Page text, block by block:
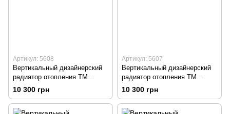
Артикул: 5608
Вертикальный дизайнерский
радиатор отопления TM
ARTTIDESIGN Bari 8/1800
белый матовый
10 300 грн
Артикул: 5607
Вертикальный дизайнерский
радиатор отопления ТМ
ARTTIDESIGN Bari 8/1800
серый матовый
10 300 грн